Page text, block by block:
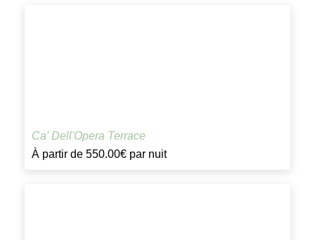
Ca' Dell'Opera Terrace
À partir de 550.00€ par nuit